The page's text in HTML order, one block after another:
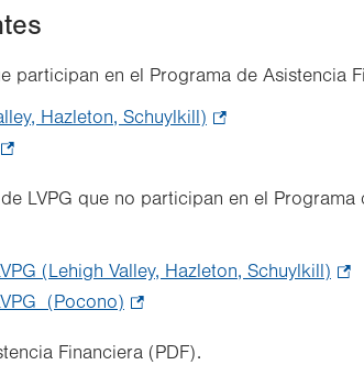
participan en el Programa de Asistencia
Hazleton, Schuylkill)
new
in
LVPG que no participan en el Programa
(Lehigh Valley, Hazleton, Schuylkill)
(Pocono)
in
Financiera (PDF).